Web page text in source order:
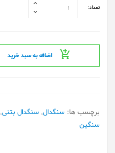
تعداد:
اضافه به سبد خرید
برچسب ها: سنگدال, سنگدال بتنی,
سنگین